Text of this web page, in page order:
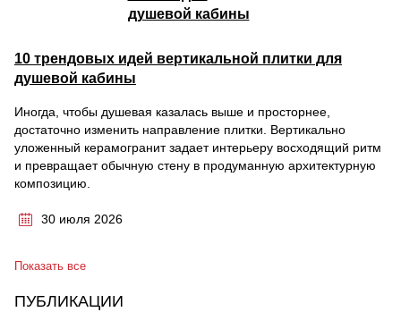
10 трендовых идей вертикальной плитки для
душевой кабины
Иногда, чтобы душевая казалась выше и просторнее,
достаточно изменить направление плитки. Вертикально
уложенный керамогранит задает интерьеру восходящий ритм
и превращает обычную стену в продуманную архитектурную
композицию.
30 июля 2026
Показать все
ПУБЛИКАЦИИ